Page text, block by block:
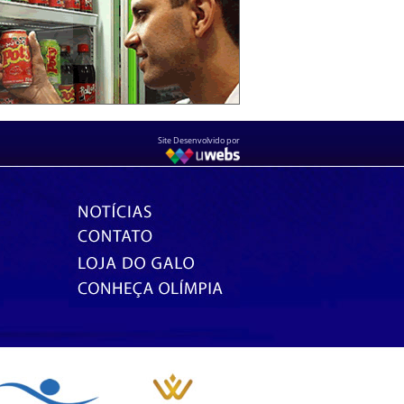
Site Desenvolvido por